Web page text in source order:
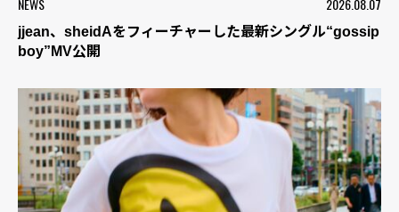
NEWS 2026.08.07
jjean、sheidAをフィーチャーした最新シングル“gossip
boy”MV公開